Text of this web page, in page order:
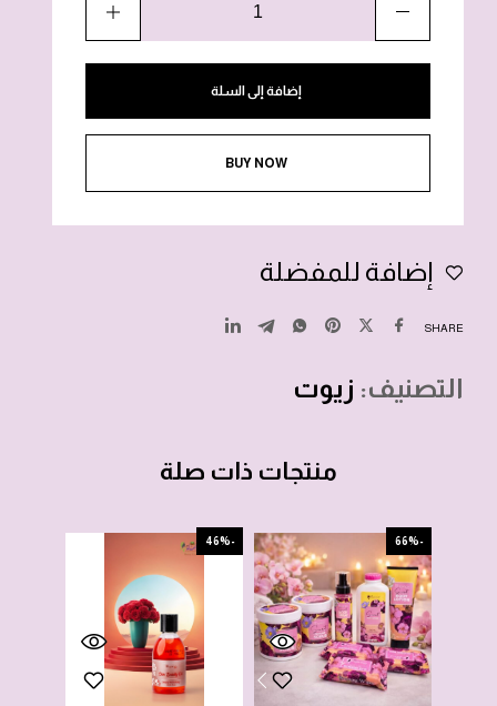
إضافة إلى السلة
BUY NOW
إضافة للمفضلة
SHARE
التصنيف: زيوت
منتجات ذات صلة
-66%
-46%